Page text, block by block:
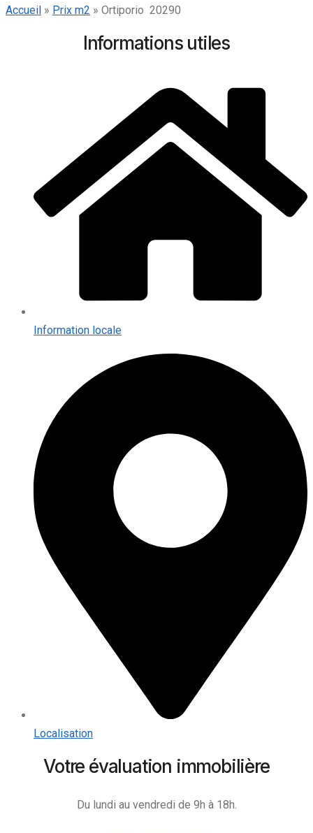
Accueil » Prix m2 » Ortiporio 20290
Informations utiles
Information locale
Localisation
Votre évaluation immobilière
Du lundi au vendredi de 9h à 18h.